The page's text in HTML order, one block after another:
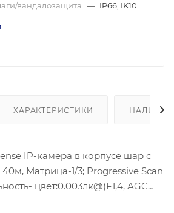
вандалозащита — IP66, IK10
ХАРАКТЕРИСТИКИ НАЛИЧИЕ
IP-камера в корпусе шар с
Матрица-1/3; Progressive Scan
цвет:0.003лк@(F1,4, AGC